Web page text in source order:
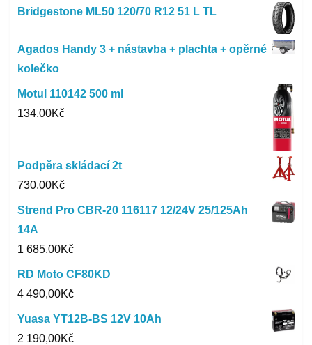
Bridgestone ML50 120/70 R12 51 L TL
Agados Handy 3 + nástavba + plachta + opěrné
kolečko
Motul 110142 500 ml
134,00Kč
Podpěra skládací 2t
730,00Kč
Strend Pro CBR-20 116117 12/24V 25/125Ah
14A
1 685,00Kč
RD Moto CF80KD
4 490,00Kč
Yuasa YT12B-BS 12V 10Ah
2 190,00Kč